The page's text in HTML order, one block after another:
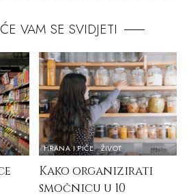
VAM SE SVIDJETI
HRANA I PIĆE ŽIVOT
Kako organizirati
smočnicu u 10